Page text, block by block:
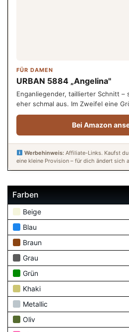
FÜR DAMEN
URBAN 5884 „Angelina"
Enganliegender, taillierter Schnitt
eher schmal aus. Im Zweifel eine
Bei Amazon
Werbehinweis:Affiliate-Links. Kaufst du
eine kleine Provision – für dich ändert sich
Farben
Beige
Blau
Braun
Grau
Grün
Khaki
Metallic
Oliv